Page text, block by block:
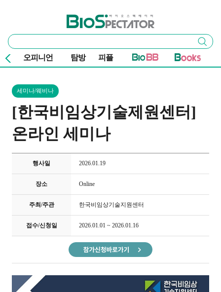
바이오스펙테이터
통
합
검
색
검색
오피니언 탐방 피플
세미나/웨비나
[한국비임상기술제원센터]
온라인 세미나
행사일 2026.01.19
장소 Online
주최/주관 한국비임상기술지원센터
접수/신청일 2026.01.01 ~ 2026.01.16